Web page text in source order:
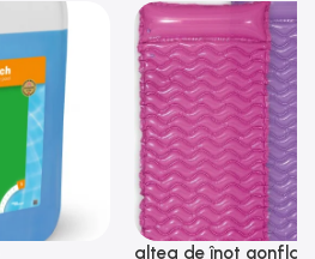
altea de înot